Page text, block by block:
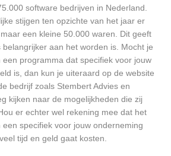
software bedrijven in Nederland.
stijgen ten opzichte van het jaar er
een kleine 50.000 waren. Dit geeft
aan het worden is. Mocht je
programma dat specifiek voor jouw
is, dan kun je uiteraard op de website
bedrijf zoals Stembert Advies en
kijken naar de mogelijkheden die zij
er echter wel rekening mee dat het
specifiek voor jouw onderneming
tijd en geld gaat kosten.